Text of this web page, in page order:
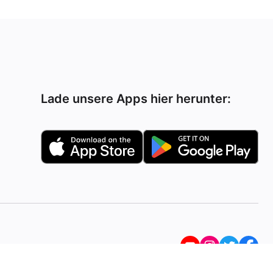
Lade unsere Apps hier herunter: